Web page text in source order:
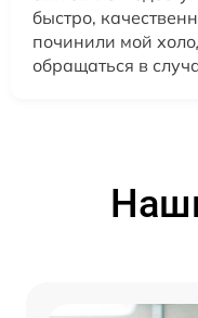
быстро,
починили мой
обращаться в